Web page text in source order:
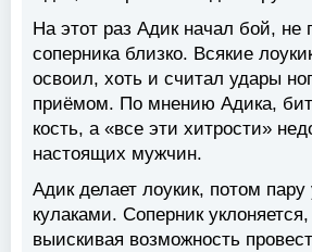
На этот раз Адик начал бой, не
соперника близко. Всякие
освоил, хоть и считал удары
приёмом. По мнению Адика,
кость, а «все эти хитрости»
настоящих мужчин.
Адик делает лоукик, потом пару
кулаками. Соперник
выискивая возможность